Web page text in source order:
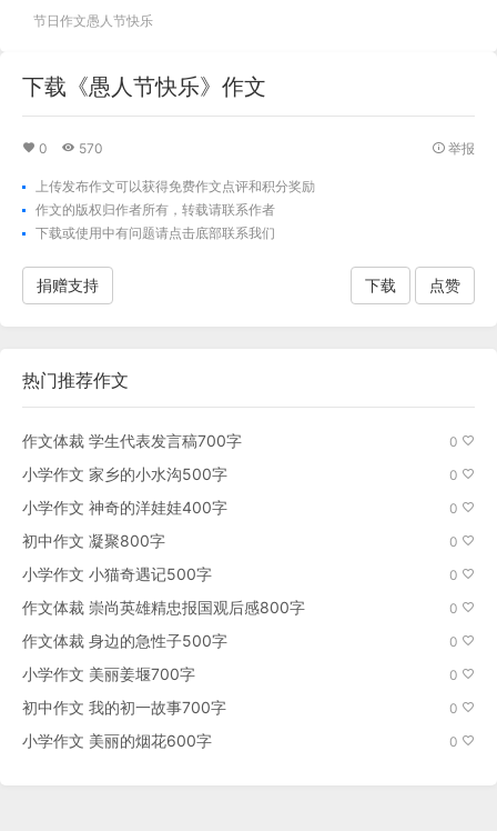
节日作文愚人节快乐
下载《愚人节快乐》作文
0 570 举报
上传发布作文可以获得免费作文点评和积分奖励
作文的版权归作者所有，转载请联系作者
下载或使用中有问题请点击底部联系我们
捐赠支持 下载 点赞
热门推荐作文
作文体裁 学生代表发言稿700字 0
小学作文 家乡的小水沟500字 0
小学作文 神奇的洋娃娃400字 0
初中作文 凝聚800字 0
小学作文 小猫奇遇记500字 0
作文体裁 崇尚英雄精忠报国观后感800字 0
作文体裁 身边的急性子500字 0
小学作文 美丽姜堰700字 0
初中作文 我的初一故事700字 0
小学作文 美丽的烟花600字 0